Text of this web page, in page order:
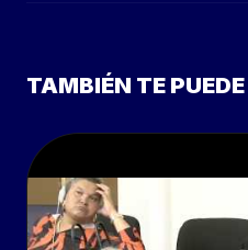
TAMBIÉN TE